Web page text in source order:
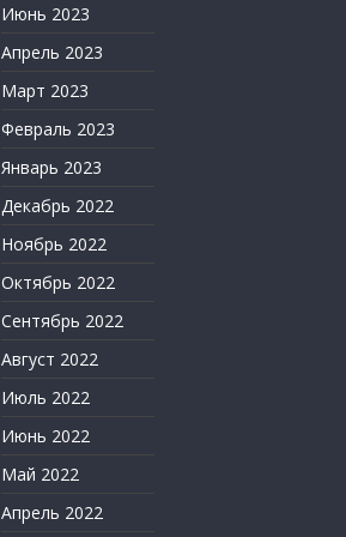
Июнь 2023
Апрель 2023
Март 2023
Февраль 2023
Январь 2023
Декабрь 2022
Ноябрь 2022
Октябрь 2022
Сентябрь 2022
Август 2022
Июль 2022
Июнь 2022
Май 2022
Апрель 2022